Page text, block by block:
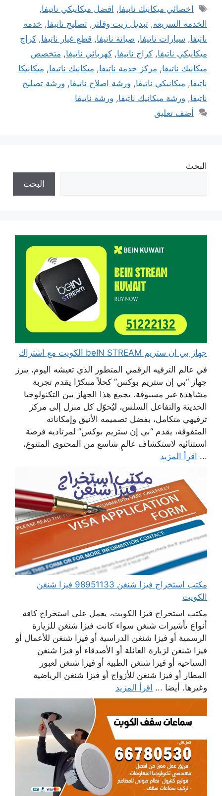
الوسوم
اخصائي ميكانيك ناتيفا, افضل ميكانيكي ناتيفا,
الخدمة السريعة, تبديل زيت وفلتر , تصليح ناتيفا, خدمة
ناتيفا, سيارات ناتيفا, صيانة ناتيفا, قطع غيار ناتيفا, كراج
ميكانيكي ناتيفا, كراج ناتيفا, كهربائي ناتيفا, متخصص
ميكانيك ناتيفا, مركز خدمة ناتيفا, ميكانيك ناتيفا, ميكانيكا
ناتيفا, ميكانيكي ناتيفا, ورشة اصلاح ناتيفا, ورشة تصليح
ناتيفا, ورشة ميكانيك ناتيفا, ورشة ناتيفا
أضف تعليق
البحث
البحث
جهاز بي ان ستريم beIN STREAM الكويت مع اشتراك
في عالم الترفيه الرقمي المتطور الذي تعيشه اليوم، يبرز
جهاز “بي إن ستريم بوكس” كحلاً مبتكرًا يقدم تجربة
مشاهدة غير مسبوقة، يجمع هذا الجهاز بين التكنولوجيا
الحديثة والتفاعل السلس، ليُحوّل كل منزل إلى مركز
ترفيهي متكامل، بفضل تصميمه الأنيق وإمكاناته
المتفوقة، يقدم “بي إن ستريم بوكس” لمرتاديه فرصة
استثنائية لاستكشاف عالمٍ شاسع من المحتوى المتنوع،
... اقرأ المزيد
مكتب استخراج فيزا شنغن 98951133 فيزا شنغن
الكويت
مكتب استخراج فيزا الكويت، يعمل على استخراج كافة
أنواع تأشيرات شنغن سواء كانت فيزا شنغن للزيارة
الرسمية أو فيزا شنغن الدراسية أو فيزا شنغن للأعمال أو
فيزا شنغن لزيارة العائلة أو الأصدقاء أو فيزا شنغن
السياحية أو فيزا شنغن الطبية أو فيزا شنغن لعبور
المطار أو فيزا شنغن للأزواج أو فيزا شنغن الرياضية
وغيرها. أيضا ... اقرأ المزيد